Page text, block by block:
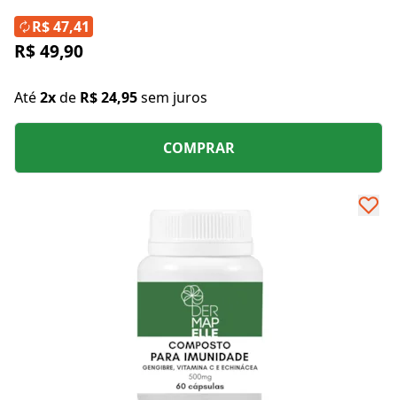
R$ 49,90
Até2xde R$ 24,95sem juros
R$ 47,41
COMPRAR